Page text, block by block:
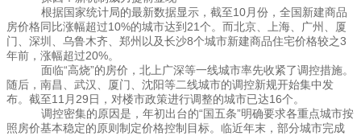
根据国家统计局的最新数据显示，截至10月份，全国新建商品
房价格同比涨幅超过10%的城市达到21个。而北京、上海、广州、厦
门、深圳、乌鲁木齐、郑州以及长沙8个城市新建商品住宅价格较之3
年前，涨幅超过20%。
面临“高烧”的房价，北上广深等一线城市率先收紧了调控措施。
随后，南昌、武汉、厦门、沈阳等二线城市的调控新规开始集中发
布。截至11月29日，对楼市政策进行调整的城市已达16个。
调控密集的原因是，年初出台的“国五条”明确要求各重点城市按
照房价基本稳定的原则制定价格控制目标。临近年末，部分城市完成